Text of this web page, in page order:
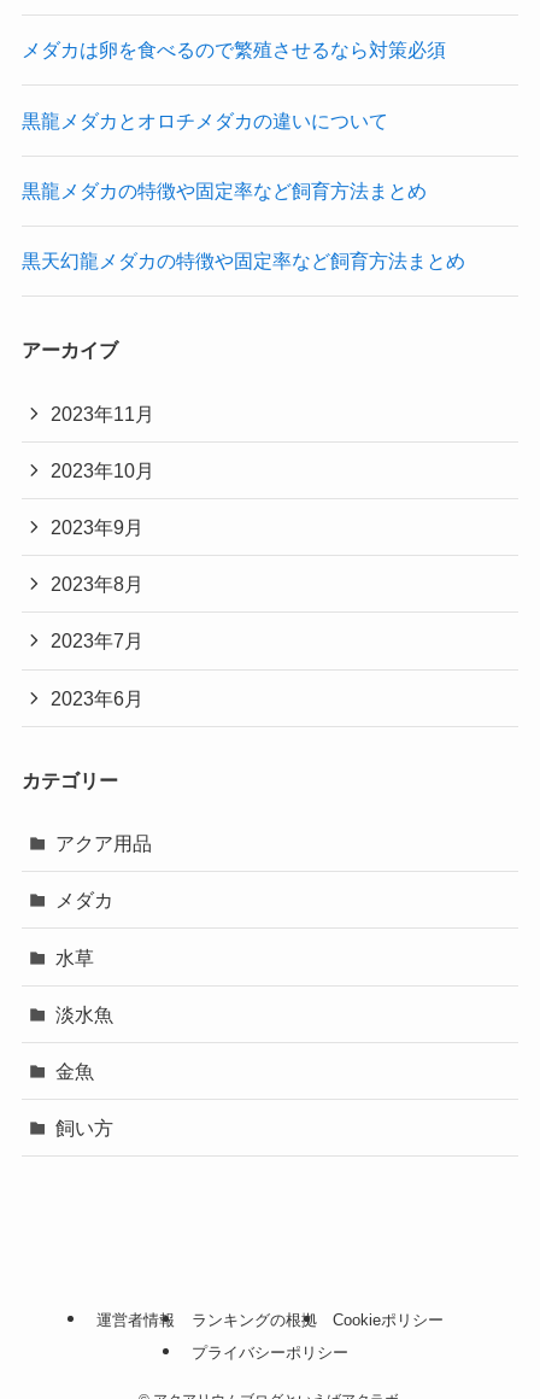
メダカは卵を食べるので繁殖させるなら対策必須
黒龍メダカとオロチメダカの違いについて
黒龍メダカの特徴や固定率など飼育方法まとめ
黒天幻龍メダカの特徴や固定率など飼育方法まとめ
アーカイブ
2023年11月
2023年10月
2023年9月
2023年8月
2023年7月
2023年6月
カテゴリー
アクア用品
メダカ
水草
淡水魚
金魚
飼い方
運営者情報 ランキングの根拠
Cookieポリシー
プライバシーポリシー